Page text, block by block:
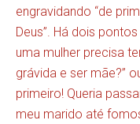
engravidando “de
Deus”. Há dois
uma mulher precisa
grávida e ser mãe?”
primeiro! Queria
meu marido até